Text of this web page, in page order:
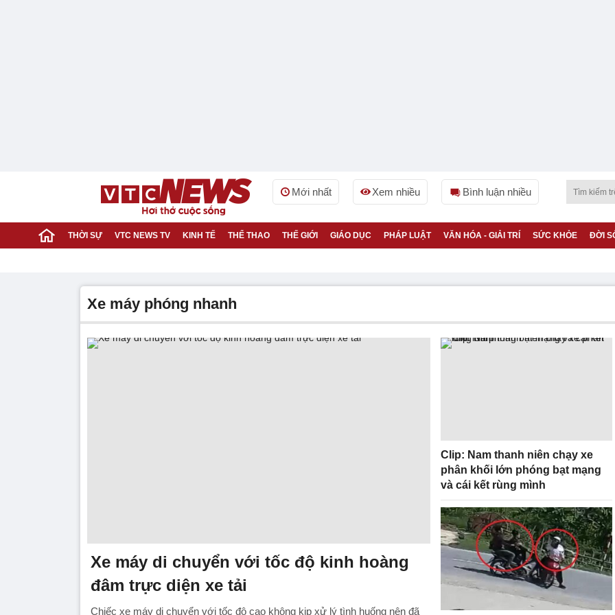
Mới nhất Xem nhiều Bình luận nhiều
THỜI SỰ VTC NEWS TV KINH TẾ THỂ THAO THẾ GIỚI GIÁO DỤC PHÁP LUẬT VĂN HÓA - GIẢI TRÍ SỨC KHỎE ĐỜI
xe máy phóng nhanh
Xe máy di chuyển với tốc độ kinh hoàng
đâm trực diện xe tải
Chiếc xe máy di chuyển với tốc độ cao không kịp xử lý tình huống nên đã
Clip: Nam thanh niên chạy xe
phân khối lớn phóng bạt mạng
và cái kết rùng mình